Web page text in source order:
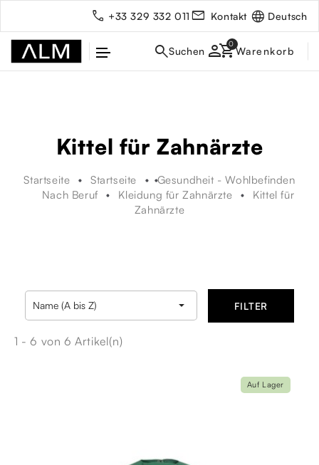
+33 329 332 011 Kontakt Deutsch
person
Kittel für Zahnärzte
Startseite Startseite
Gesundheit - Wohlbefinden
Nach Beruf
Kleidung für Zahnärzte
Kittel für
Zahnärzte
Name (A bis Z)  FILTER
1 - 6 von 6 Artikel(n)
Auf Lager